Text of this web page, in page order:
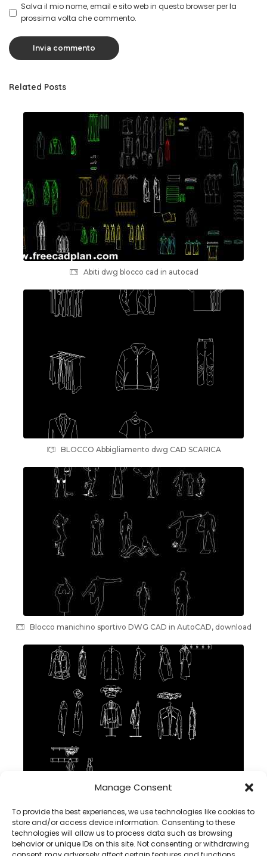
Manage Consent
To provide the best experiences, we use technologies like cookies to
store and/or access device information. Consenting to these
technologies will allow us to process data such as browsing
behavior or unique IDs on this site. Not consenting or withdrawing
Salva il mio nome, email e sito web in questo browser per la
prossima volta che commento.
Related Posts
Abiti dwg blocco cad in autocad
BLOCCO Abbigliamento dwg CAD SCARICA
Blocco manichino sportivo DWG CAD in AutoCAD, download